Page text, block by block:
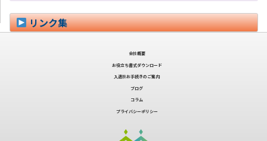
リンク集
会社概要
お役立ち書式ダウンロード
入退社お手続きのご案内
ブログ
コラム
プライバシーポリシー